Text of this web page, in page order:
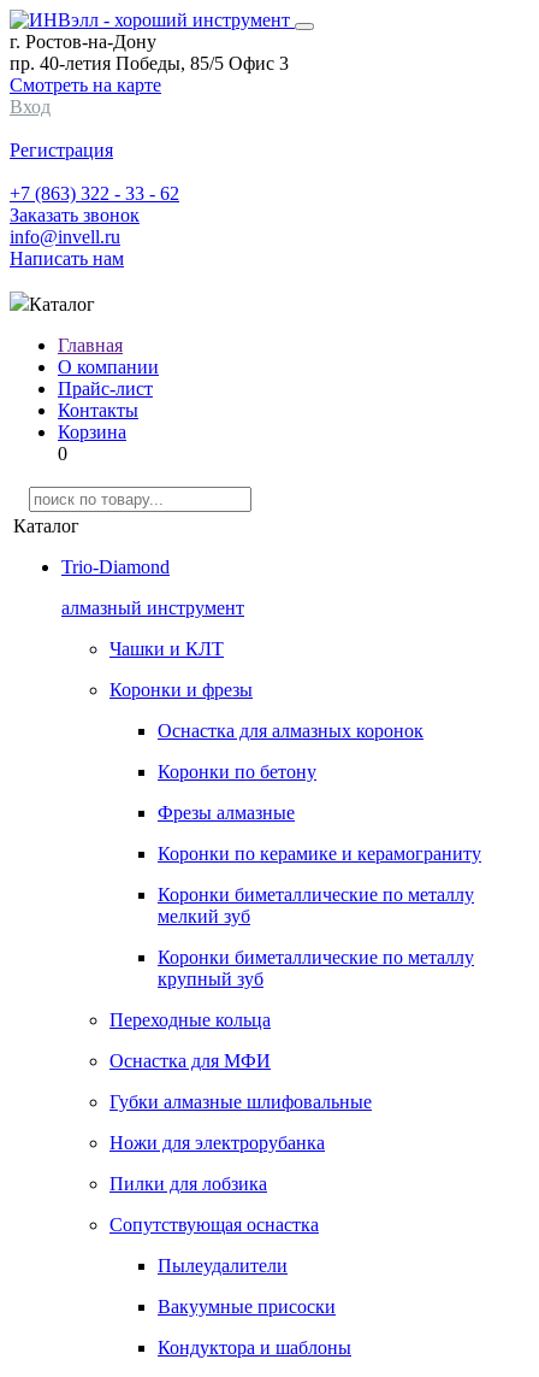
г. Ростов-на-Дону
пр. 40-летия Победы, 85/5 Офис 3
Смотреть на карте
Вход
Регистрация
+7 (863) 322 - 33 - 62
Заказать звонок
info@invell.ru
Написать нам
Каталог
Главная
О компании
Прайс-лист
Контакты
Корзина
0
Каталог
Trio-Diamond
алмазный инструмент
Чашки и КЛТ
Коронки и фрезы
Оснастка для алмазных коронок
Коронки по бетону
Фрезы алмазные
Коронки по керамике и керамограниту
Коронки биметаллические по металлу
мелкий зуб
Коронки биметаллические по металлу
крупный зуб
Переходные кольца
Оснастка для МФИ
Губки алмазные шлифовальные
Ножи для электрорубанка
Пилки для лобзика
Сопутствующая оснастка
Пылеудалители
Вакуумные присоски
Кондуктора и шаблоны